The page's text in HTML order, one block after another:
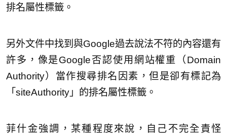
排名屬性標籤。
另外文件中找到與Google過去說法不符的內容還有
許多，像是Google否認使用網站權重（Domain
Authority）當作搜尋排名因素，但是卻有標記為
「siteAuthority」的排名屬性標籤。
菲什金強調，某種程度來說，自己不完全責怪